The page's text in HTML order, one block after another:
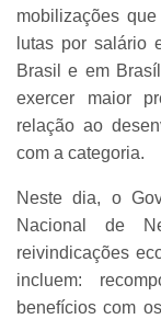
mobilizações
lutas por salário
Brasil e em
exercer maior
relação ao
com a categoria.
Neste dia, o
Nacional de
reivindicações
incluem:
benefícios com